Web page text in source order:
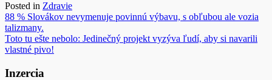
Posted in Zdravie
Navigácia
v
článku
88 % Slovákov nevymenuje povinnú výbavu, s obľubou ale vozia
talizmany.
Toto tu ešte nebolo: Jedinečný projekt vyzýva ľudí, aby si navarili
vlastné pivo!
Inzercia